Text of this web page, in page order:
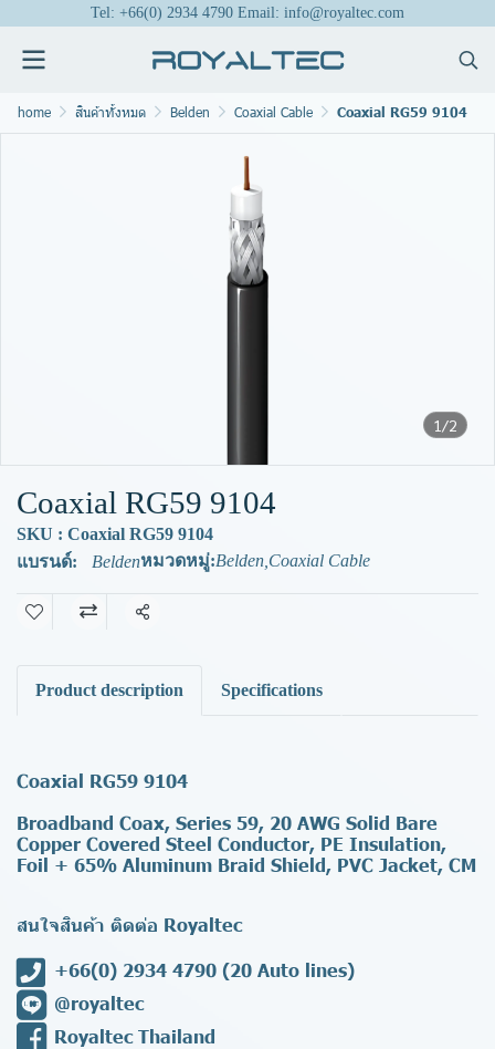
Tel: +66(0) 2934 4790 Email: info@royaltec.com
home สินค้าทั้งหมด Belden Coaxial Cable Coaxial RG59 9104
1/2
Coaxial RG59 9104
SKU : Coaxial RG59 9104
แบรนด์:
Beldenหมวดหมู่:Belden Coaxial Cable
แชร์
Product description Specifications
Coaxial RG59 9104
Broadband Coax, Series 59, 20 AWG Solid Bare
Copper Covered Steel Conductor, PE Insulation,
Foil + 65% Aluminum Braid Shield, PVC Jacket, CM
สนใจสินค้า ติดต่อ Royaltec
+66(0) 2934 4790 (20 Auto lines)
@royaltec
Royaltec Thailand